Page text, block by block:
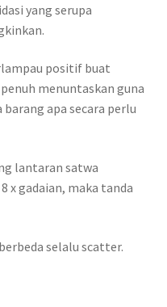
yang serupa
positif buat
menuntaskan guna
apa secara perlu
lantaran satwa
x gadaian, maka tanda
selalu scatter.